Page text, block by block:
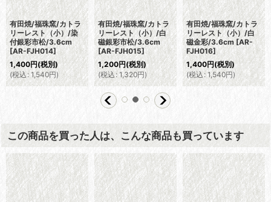
有田焼/福珠窯/カトラ
リーレスト（小）/染
付銀彩市松/3.6cm
[AR-FJH014]
1,400円(税別)
(税込: 1,540円)
有田焼/福珠窯/カトラ
リーレスト（小）/白
磁銀彩市松/3.6cm
[AR-FJH015]
1,200円(税別)
(税込 : 1,320円)
有田焼/福珠窯/カトラ
リーレスト（小）/白
磁金彩/3.6cm [AR-
FJH016]
1,400円(税別)
(税込: 1,540円)
この商品を買った人は、こんな商品も買っています